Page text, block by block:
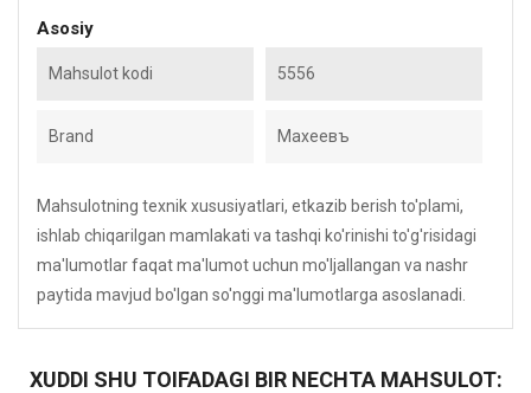
Asosiy
Mahsulot kodi 5556
Brand Махеевъ
Mahsulotning texnik xususiyatlari, etkazib berish to'plami,
ishlab chiqarilgan mamlakati va tashqi ko'rinishi to'g'risidagi
ma'lumotlar faqat ma'lumot uchun mo'ljallangan va nashr
paytida mavjud bo'lgan so'nggi ma'lumotlarga asoslanadi.
XUDDI SHU TOIFADAGI BIR NECHTA MAHSULOT: